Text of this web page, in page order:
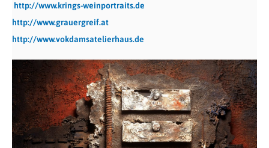
http://www.krings-weinportraits.de
http://www.grauergreif.at
http://www.vokdamsatelierhaus.de